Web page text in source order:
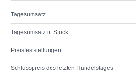
Tagesumsatz
Tagesumsatz in Stück
Preisfeststellungen
Schlusspreis des letzten Handelstages